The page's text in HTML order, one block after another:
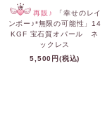
再販♪
「幸せのレイ
ンボー♪*無限の可能性」14
KGF 宝石質オパール ネ
ックレス
5,500円(税込)